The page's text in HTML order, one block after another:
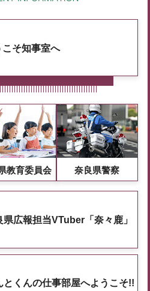
こそ知事室へ
教育委員会 奈良県警察
県広報担当VTuber「奈々鹿」
とくんの仕事部屋へようこそ!!